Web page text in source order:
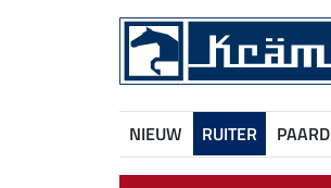
NIEUW RUITER PAARD